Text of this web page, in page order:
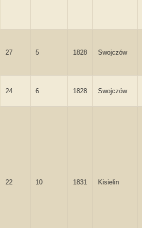
27 5 1828 Swojczów
24 6 1828 Swojczów
22 10 1831 Kisielin